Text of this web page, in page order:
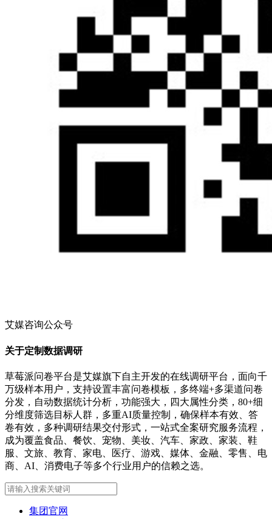
艾媒咨询公众号
关于定制数据调研
草莓派问卷平台是艾媒旗下自主开发的在线调研平台，面向千
万级样本用户，支持设置丰富问卷模板，多终端+多渠道问卷
分发，自动数据统计分析，功能强大，四大属性分类，80+细
分维度筛选目标人群，多重AI质量控制，确保样本有效、答
卷有效，多种调研结果交付形式，一站式全案研究服务流程，
成为覆盖食品、餐饮、宠物、美妆、汽车、家政、家装、鞋
服、文旅、教育、家电、医疗、游戏、媒体、金融、零售、电
商、AI、消费电子等多个行业用户的信赖之选。
集团官网